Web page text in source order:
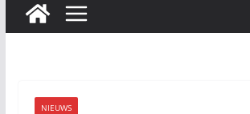
NIEUWS